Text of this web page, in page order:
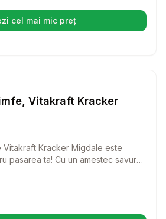
cel mai mic preț
(se deschide într-o filă nouă)
Batoane Pasari
Vitakraft Kracker
Vitakraft Kracker Migdale este
pasarea ta! Cu un amestec savuros
si o distractie sanatoasa pentru